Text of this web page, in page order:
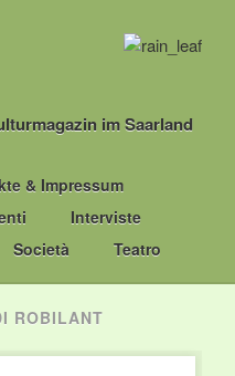
im Saarland
& Impressum
Interviste
Società Teatro
ROBILANT